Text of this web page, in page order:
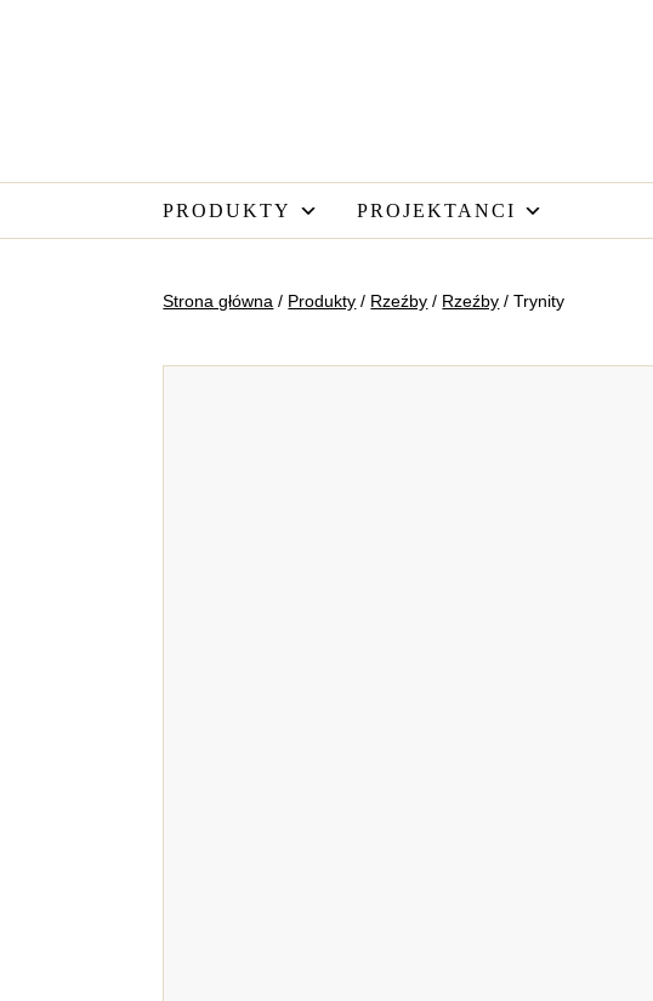
PRODUKTY PROJEKTANCI
Strona główna / Produkty / Rzeźby / Rzeźby / Trynity